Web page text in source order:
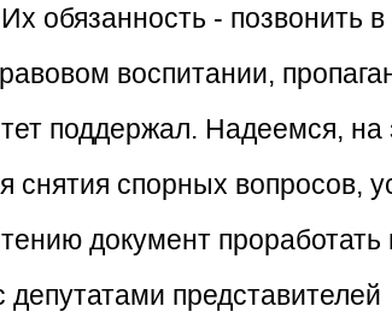
обязанность - позвонить
воспитании,
поддержал. Надеемся, на
спорных вопросов,
документ проработать
депутатами представителей